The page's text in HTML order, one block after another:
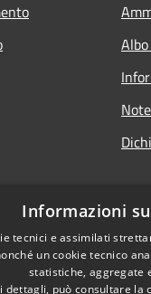
Informazioni
tecnici e assimilati
un cookie tecnico
statistiche, aggregate
dettagli, può consultare la